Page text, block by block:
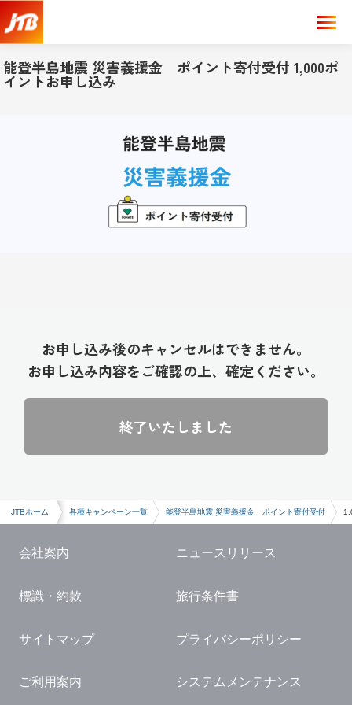
能登半島地震 災害義援金 ポイント寄付受付 1,000ポ
イントお申し込み
お申し込み後のキャンセルはできません。
お申し込み内容をご確認の上、確定ください。
終了いたしました
JTBホーム 各種キャンペーン一覧 能登半島地震 災害義援金 ポイント寄付受付
会社案内 ニュースリリース
標識・約款 旅行条件書
サイトマップ プライバシーポリシー
ご利用案内 システムメンテナンス